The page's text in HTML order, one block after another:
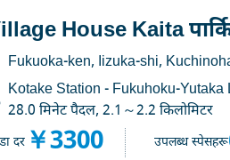
House Kaita
Fukuoka-ken, Iizuka-shi,
Kotake Station - Fukuhoku-
28.0 मिनेट पैदल, 2.1～2.2 किलोमिटर
दर￥3300 उपलब्ध स्पेसहरू